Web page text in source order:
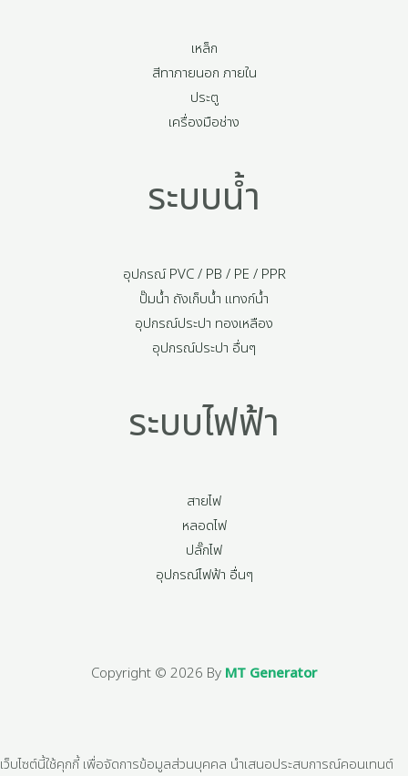
เหล็ก
สีทาภายนอก ภายใน
ประตู
เครื่องมือช่าง
ระบบน้ำ
อุปกรณ์ PVC / PB / PE / PPR
ปั๊มน้ำ ถังเก็บน้ำ แทงก์น้ำ
อุปกรณ์ประปา ทองเหลือง
อุปกรณ์ประปา อื่นๆ
ระบบไฟฟ้า
สายไฟ
หลอดไฟ
ปลั๊กไฟ
อุปกรณ์ไฟฟ้า อื่นๆ
Copyright © 2026 By MT Generator
เว็บไซต์นี้ใช้คุกกี้ เพื่อจัดการข้อมูลส่วนบุคคล นำเสนอประสบการณ์คอนเทนต์